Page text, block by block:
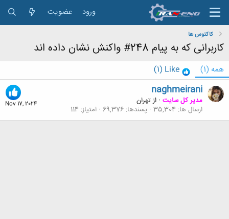
ورود عضویت
کاکتوس ها
کاربرانی که به پیام 248# واکنش نشان داده اند
همه (1)
Like
(1)
Nov 17, 2024
naghmeirani
مدیر کل سایت · ازتهران
ارسال ها 35,304 پسندها 69,376 امتیاز 114